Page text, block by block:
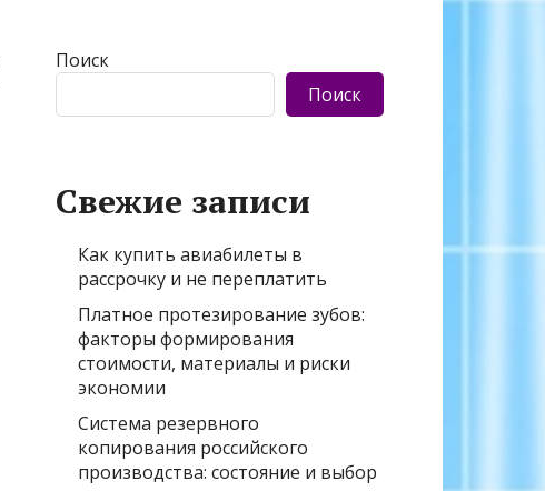
Поиск
Поиск
Свежие записи
Как купить авиабилеты в
рассрочку и не переплатить
Платное протезирование зубов:
факторы формирования
стоимости, материалы и риски
экономии
Система резервного
копирования российского
производства: состояние и выбор